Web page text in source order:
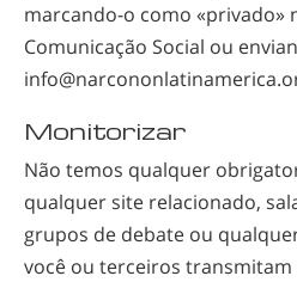
marcando-o como «privado»
Comunicação Social ou
Monitorizar
Não temos qualquer
qualquer site relacionado,
grupos de debate ou
você ou terceiros